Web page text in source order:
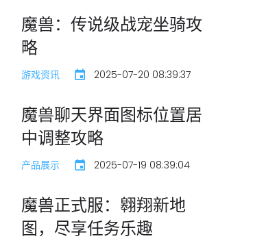
魔兽：传说级战宠坐骑攻
略
游戏资讯 2025-07-20 08:39:37
魔兽聊天界面图标位置居
中调整攻略
产品展示 2025-07-19 08:39:04
魔兽正式服：翱翔新地
图，尽享任务乐趣